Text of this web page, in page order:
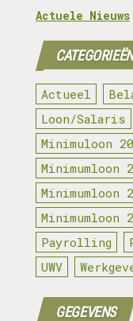
Actuele Nieuws
Actueel
Loon/Salaris
Minimuloon
Minimumloon
Minimumloon
Minimumloon
Payrolling
UWV
GEGEVENS